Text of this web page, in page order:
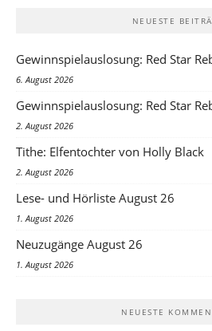
NEUESTE
Gewinnspielauslosung: Red Star
6. August 2026
Gewinnspielauslosung: Red Star
2. August 2026
Tithe: Elfentochter von Holly Black
2. August 2026
Lese- und Hörliste August 26
1. August 2026
Neuzugänge August 26
1. August 2026
NEUESTE